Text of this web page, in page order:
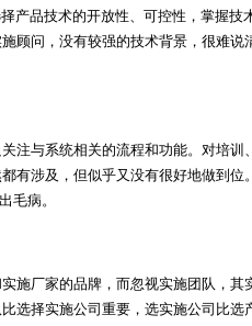
品技术的开放性、可控性，掌握技
顾问，没有较强的技术背景，很难说
与系统相关的流程和功能。对培训
有涉及，但似乎又没有很好地做到位
毛病。
厂家的品牌，而忽视实施团队，其
择实施公司重要，选实施公司比选